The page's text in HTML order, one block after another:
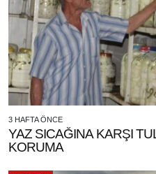
3 HAFTA ÖNCE
YAZ SICAĞINA KARŞI
KORUMA